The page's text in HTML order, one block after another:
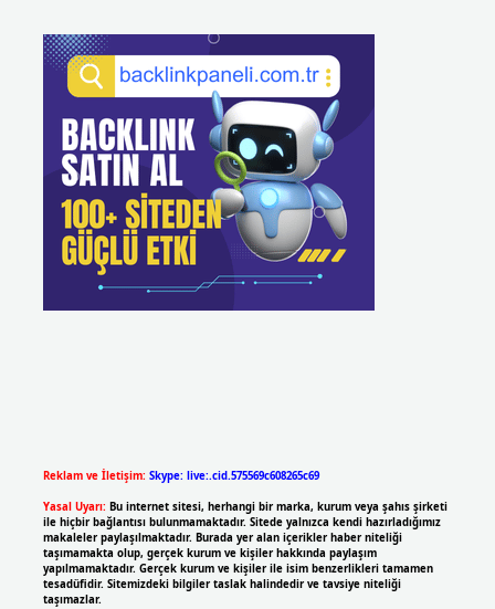
Reklam ve İletişim: Skype: live:.cid.575569c608265c69
Yasal Uyarı: Bu internet sitesi, herhangi bir marka, kurum veya şahıs şirketi
ile hiçbir bağlantısı bulunmamaktadır. Sitede yalnızca kendi hazırladığımız
makaleler paylaşılmaktadır. Burada yer alan içerikler haber niteliği
taşımamakta olup, gerçek kurum ve kişiler hakkında paylaşım
yapılmamaktadır. Gerçek kurum ve kişiler ile isim benzerlikleri tamamen
tesadüfidir. Sitemizdeki bilgiler taslak halindedir ve tavsiye niteliği
taşımazlar.